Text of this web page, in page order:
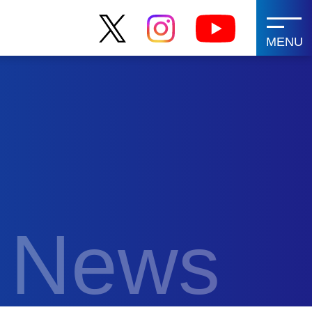
MENU
News